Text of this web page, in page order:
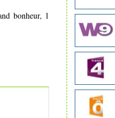
bonheur, 1